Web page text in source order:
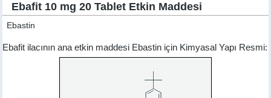
Ebafit 10 mg 20 Tablet Etkin Maddesi
Ebastin
Ebafit ilacının ana etkin maddesi Ebastin için Kimyasal Yapı Resmi: